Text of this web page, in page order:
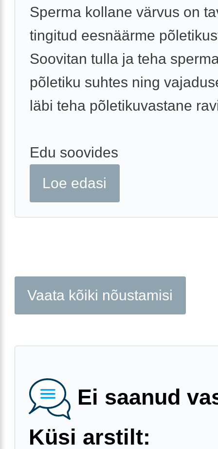
Sperma kollane värvus on
tingitud eesnäärme
Soovitan tulla ja teha
põletiku suhtes ning
läbi teha põletikuvastane
Edu soovides
Loe edasi
Vaata kõiki nõustamisi
Ei saanud
Küsi arstilt: